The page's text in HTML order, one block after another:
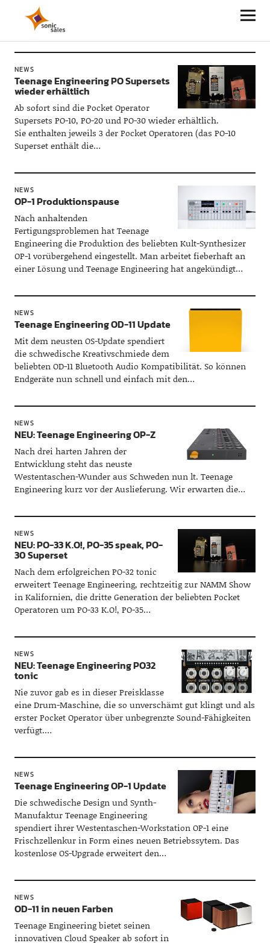
Sonic Sales
NEWS
Teenage Engineering PO Supersets
wieder erhältlich
Ab sofort sind die Pocket Operator
Supersets PO-10, PO-20 und PO-30 wieder erhältlich.
Sie enthalten jeweils 3 der Pocket Operatoren (das PO-10
Superset enthält die…
NEWS
OP-1 Produktionspause
Nach anhaltenden
Fertigungsproblemen hat Teenage
Engineering die Produktion des beliebten Kult-Synthesizer
OP-1 vorübergehend eingestellt. Man arbeitet fieberhaft an
einer Lösung und Teenage Engineering hat angekündigt…
NEWS
Teenage Engineering OD-11 Update
Mit dem neusten OS-Update spendiert
die schwedische Kreativschmiede dem
beliebten OD-11 Bluetooth Audio Kompatibilität. So können
Endgeräte nun schnell und einfach mit den…
NEWS
NEU: Teenage Engineering OP-Z
Nach drei harten Jahren der
Entwicklung steht das neuste
Westentaschen-Wunder aus Schweden nun lt. Teenage
Engineering kurz vor der Auslieferung. Wir erwarten die…
NEWS
NEU: PO-33 K.O!, PO-35 speak, PO-
30 Superset
Nach dem erfolgreichen PO-32 tonic
erweitert Teenage Engineering, rechtzeitig zur NAMM Show
in Kalifornien, die dritte Generation der beliebten Pocket
Operatoren um PO-33 K.O!, PO-35…
NEWS
NEU: Teenage Engineering PO32
tonic
Nie zuvor gab es in dieser Preisklasse
eine Drum-Maschine, die so unverschämt gut klingt und als
erster Pocket Operator über unbegrenzte Sound-Fähigkeiten
verfügt.…
NEWS
Teenage Engineering OP-1 Update
Die schwedische Design und Synth-
Manufaktur Teenage Engineering
spendiert ihrer Westentaschen-Workstation OP-1 eine
Frischzellenkur in Form eines neuen Betriebssytem. Das
kostenlose OS-Upgrade erweitert den…
NEWS
OD-11 in neuen Farben
Teenage Engineering bietet seinen
innovativen Cloud Speaker ab sofort in